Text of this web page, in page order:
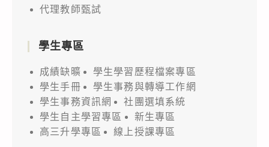
代理教師甄試
學生專區
成績缺曠
學生學習歷程檔案專區
學生手冊
學生事務與轉導工作網
學生事務資訊網
社團選填系統
學生自主學習專區
新生專區
高三升學專區
線上授課專區